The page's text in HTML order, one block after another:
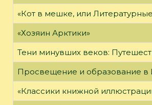
«Кот в мешке, или
«Хозяин Арктики»
Тени минувших веков:
Просвещение и образование в
«Классики книжной